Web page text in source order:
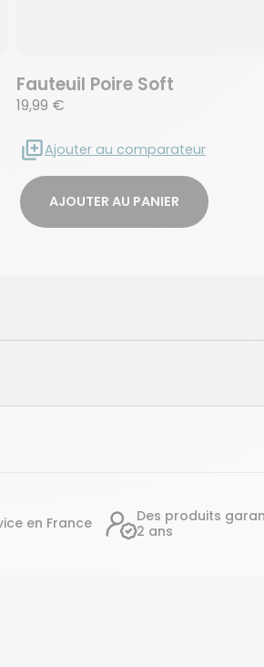
Fauteuil Poire Soft
19,99 €
Ajouter au comparateur
AJOUTER AU PANIER
en France
Des produits
2 ans